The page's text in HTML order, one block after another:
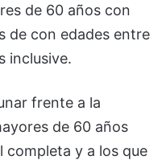
de 60 años con
de con edades entre
inclusive.
frente a la
de 60 años
completa y a los que